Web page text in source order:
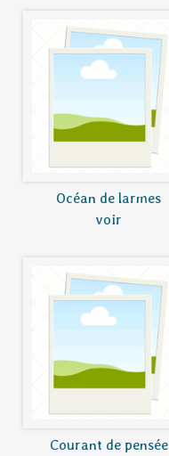
Océan de larmes
voir
Courant de pensée